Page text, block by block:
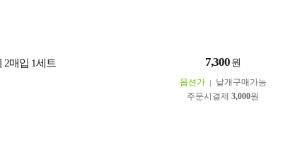
2매입 1세트 7,300 원
옵션가
낱개구매가능
주문시결제 3,000원